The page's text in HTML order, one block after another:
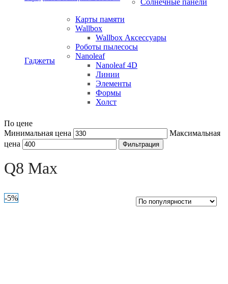
Солнечные панели
Гаджеты
Карты памяти
Wallbox
Wallbox Аксессуары
Роботы пылесосы
Nanoleaf
Nanoleaf 4D
Линии
Элементы
Формы
Холст
По цене
Минимальная цена
Максимальная
цена
Фильтрация
Q8 Max
-5%